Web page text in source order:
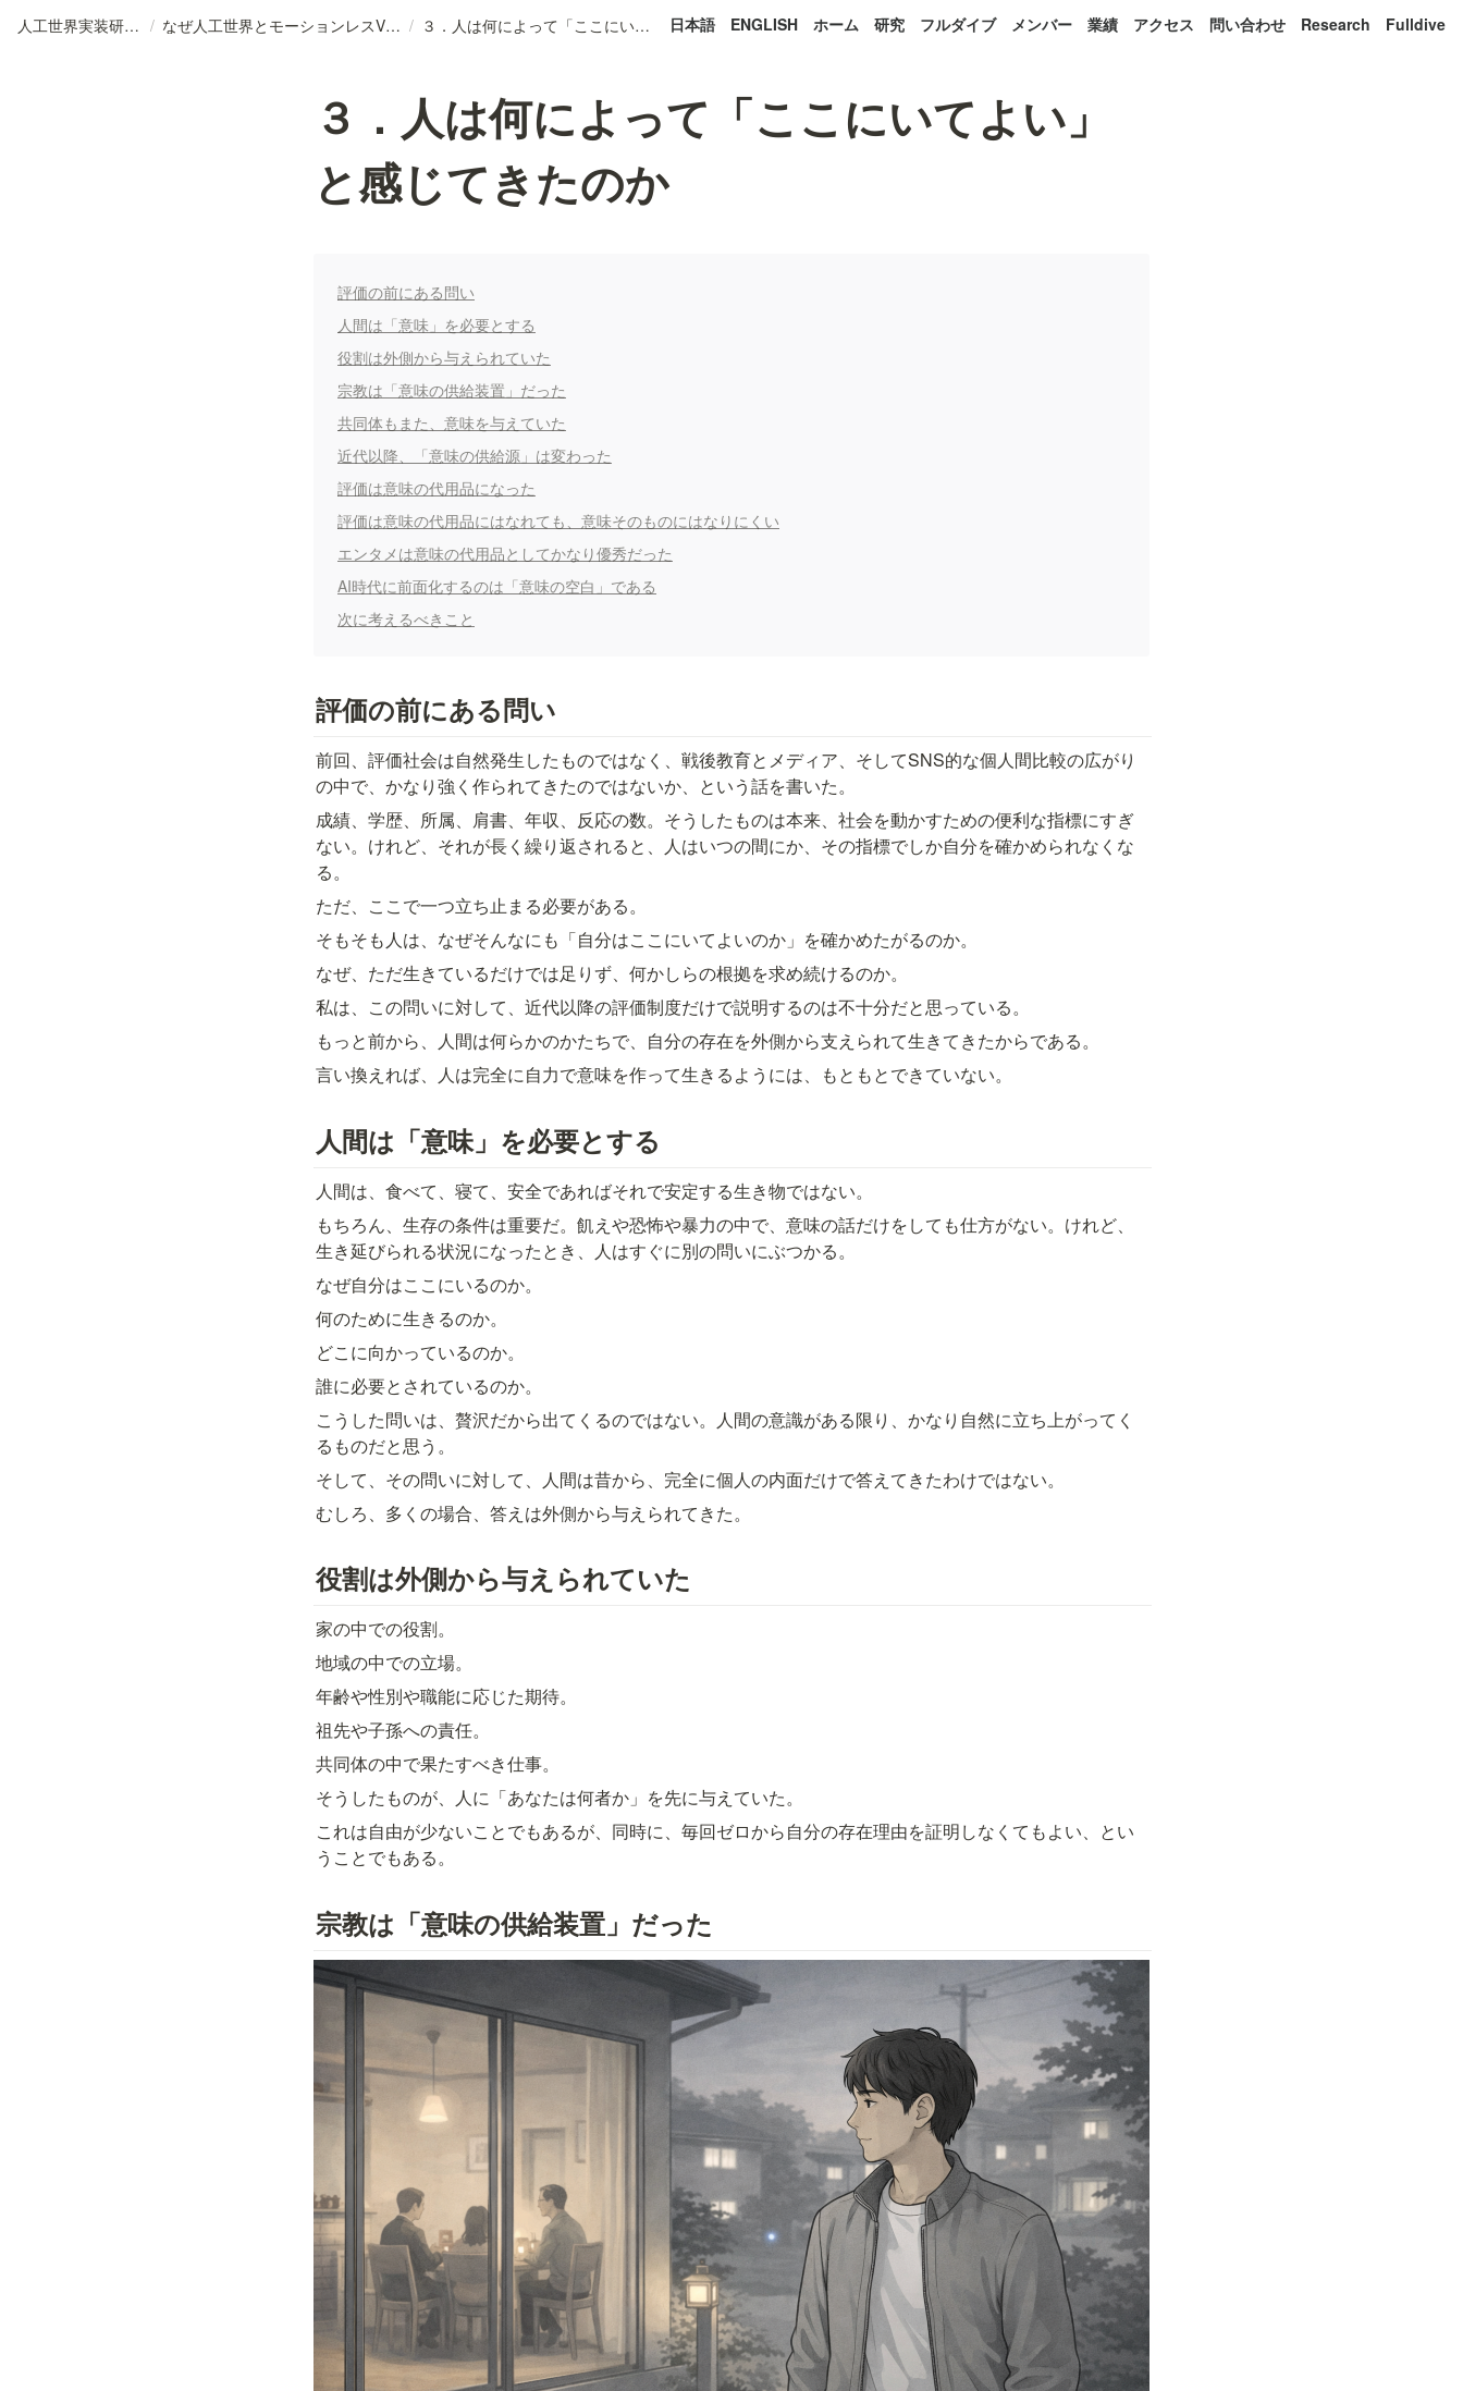
人工世界実装研究室 / なぜ人工世界とモーションレスVRを研究するのか / ３．人は何によって「ここにいてよい」と感じてきたのか 日本語 ENGLISH ホーム 研究 フルダイブ メンバー 業績 アクセス 問い合わせ Research Fulldive
３．人は何によって「ここにいてよい」
と感じてきたのか
評価の前にある問い
人間は「意味」を必要とする
役割は外側から与えられていた
宗教は「意味の供給装置」だった
共同体もまた、意味を与えていた
近代以降、「意味の供給源」は変わった
評価は意味の代用品になった
評価は意味の代用品にはなれても、意味そのものにはなりにくい
エンタメは意味の代用品としてかなり優秀だった
AI時代に前面化するのは「意味の空白」である
次に考えるべきこと
評価の前にある問い
前回、評価社会は自然発生したものではなく、戦後教育とメディア、そしてSNS的な個人間比較の広がり
の中で、かなり強く作られてきたのではないか、という話を書いた。
成績、学歴、所属、肩書、年収、反応の数。そうしたものは本来、社会を動かすための便利な指標にすぎ
ない。けれど、それが長く繰り返されると、人はいつの間にか、その指標でしか自分を確かめられなくな
る。
ただ、ここで一つ立ち止まる必要がある。
そもそも人は、なぜそんなにも「自分はここにいてよいのか」を確かめたがるのか。
なぜ、ただ生きているだけでは足りず、何かしらの根拠を求め続けるのか。
私は、この問いに対して、近代以降の評価制度だけで説明するのは不十分だと思っている。
もっと前から、人間は何らかのかたちで、自分の存在を外側から支えられて生きてきたからである。
言い換えれば、人は完全に自力で意味を作って生きるようには、もともとできていない。
人間は「意味」を必要とする
人間は、食べて、寝て、安全であればそれで安定する生き物ではない。
もちろん、生存の条件は重要だ。飢えや恐怖や暴力の中で、意味の話だけをしても仕方がない。けれど、
生き延びられる状況になったとき、人はすぐに別の問いにぶつかる。
なぜ自分はここにいるのか。
何のために生きるのか。
どこに向かっているのか。
誰に必要とされているのか。
こうした問いは、贅沢だから出てくるのではない。人間の意識がある限り、かなり自然に立ち上がってく
るものだと思う。
そして、その問いに対して、人間は昔から、完全に個人の内面だけで答えてきたわけではない。
むしろ、多くの場合、答えは外側から与えられてきた。
役割は外側から与えられていた
家の中での役割。
地域の中での立場。
年齢や性別や職能に応じた期待。
祖先や子孫への責任。
共同体の中で果たすべき仕事。
そうしたものが、人に「あなたは何者か」を先に与えていた。
これは自由が少ないことでもあるが、同時に、毎回ゼロから自分の存在理由を証明しなくてもよい、とい
うことでもある。
宗教は「意味の供給装置」だった